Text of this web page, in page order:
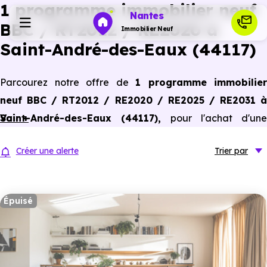
Nantes
Immobilier Neuf
Habiter
Investir
Ressources
Financer
1 programme immobilier neuf
BBC / RT2012 / RE2020 à
Saint-André-des-Eaux (44117)
Parcourez notre offre de 1 programme immobilier
neuf BBC / RT2012 / RE2020 / RE2025 / RE2031 à
Saint-André-des-Eaux (44117), pour l'achat d'une
conforme aux dernières normes de performances
Voir +
Créer une alerte Trier par
Épuisé